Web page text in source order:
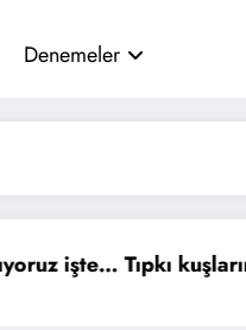
Denemeler
etti, siz dilek